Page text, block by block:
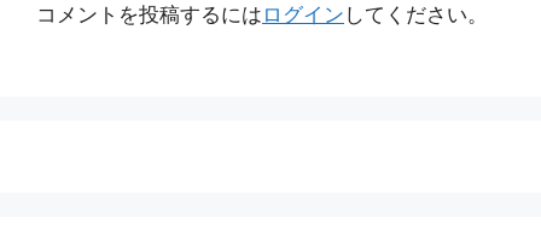
コメントを投稿するには ログイン してください。